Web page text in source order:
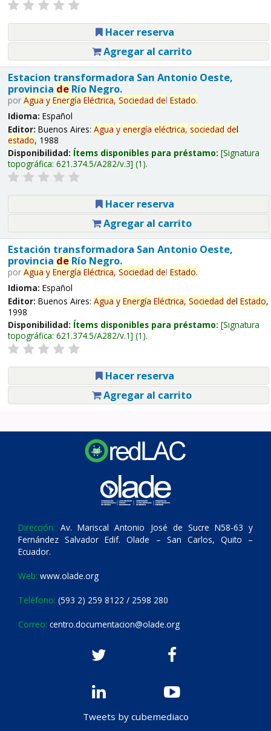
Hacer reserva
Agregar al carrito
Estacion transformadora San Antonio Oeste,
provincia deRío Negro.
por Agua y Energía Eléctrica, Sociedad del Estado.
Idioma: Español
Editor: Buenos Aires: Agua y energía eléctrica, sociedad del
estado, 1988
Disponibilidad: Ítems disponibles para préstamo: Signatura
topográfica: 621.374.5/A282/v.3 (1).
Hacer reserva
Agregar al carrito
Estación transformadora San Antonio Oeste,
provincia deRío Negro.
por Agua y Energía Eléctrica, Sociedad del Estado.
Idioma: Español
Editor: Buenos Aires: Agua y Energía Eléctrica, Sociedad del Estado,
1998
Disponibilidad: Ítems disponibles para préstamo: Signatura
topográfica: 621.374.5/A282/v.1 (1).
Hacer reserva
Agregar al carrito
Dirección: Av. Mariscal Antonio José de Sucre N58-63 y
Fernández Salvador Edif. Olade – San Carlos, Quito –
Ecuador.
Web: www.olade.org
Teléfono: (593 2) 259 8122 / 2598 280
Correo: centro.documentacion@olade.org
Tweets by cubemediaco